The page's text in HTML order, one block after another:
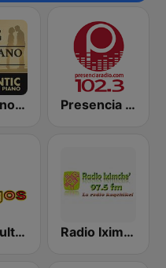
Epic Piano - ROMANTIC PIANO Presencia Radio
Radio Cultural Amigos Radio Iximche’